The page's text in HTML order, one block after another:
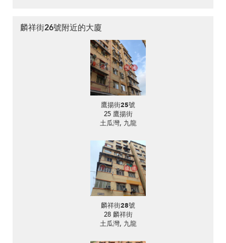
麟祥街26號附近的大廈
鷹揚街25號
25 鷹揚街
土瓜灣, 九龍
麟祥街28號
28 麟祥街
土瓜灣, 九龍